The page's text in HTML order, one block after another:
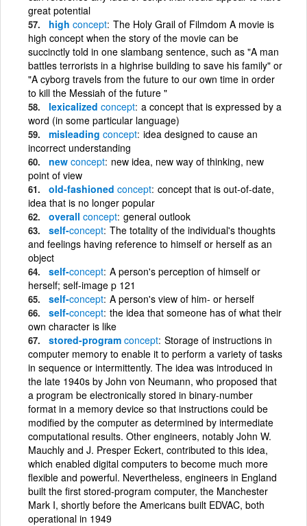
great potential
high concept The Holy Grail of Filmdom A movie is
high concept when the story of the movie can be
succinctly told in one slambang sentence, such as "A man
battles terrorists in a highrise building to save his family" or
"A cyborg travels from the future to our own time in order
to kill the Messiah of the future "
lexicalized concept a concept that is expressed by a
word (in some particular language)
misleading concept idea designed to cause an
incorrect understanding
new concept new idea, new way of thinking, new
point of view
old-fashioned concept concept that is out-of-date,
idea that is no longer popular
overall concept general outlook
self-concept The totality of the individual's thoughts
and feelings having reference to himself or herself as an
object
self-concept A person's perception of himself or
herself; self-image p 121
self-concept A person's view of him- or herself
self-concept the idea that someone has of what their
own character is like
stored-program concept Storage of instructions in
computer memory to enable it to perform a variety of tasks
in sequence or intermittently. The idea was introduced in
the late 1940s by John von Neumann, who proposed that
a program be electronically stored in binary-number
format in a memory device so that instructions could be
modified by the computer as determined by intermediate
computational results. Other engineers, notably John W.
Mauchly and J. Presper Eckert, contributed to this idea,
which enabled digital computers to become much more
flexible and powerful. Nevertheless, engineers in England
built the first stored-program computer, the Manchester
Mark I, shortly before the Americans built EDVAC, both
operational in 1949